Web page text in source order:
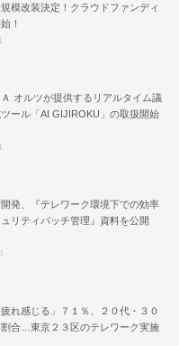
模改装決定！クラウドファンディ
！
Ａ オルツが提供するリアルタイム議
ール「AI GIJIROKU」の取扱開始
発、『テレワーク環境下での効率
リティパッチ管理』資料を公開
疲れ感じる」７１％、２０代・３０
合…東京２３区のテレワーク実施